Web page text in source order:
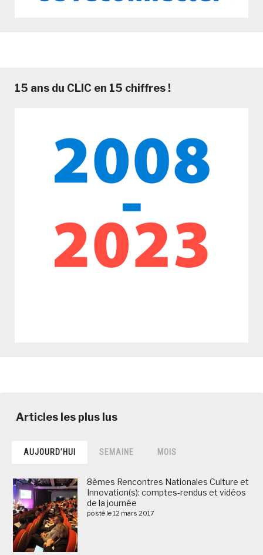
15 ans du CLIC en 15 chiffres !
AUJOURD’HUI SEMAINE MOIS
8èmes Rencontres Nationales Culture et
Innovation(s): comptes-rendus et vidéos
de la journée
posté le 12 mars 2017